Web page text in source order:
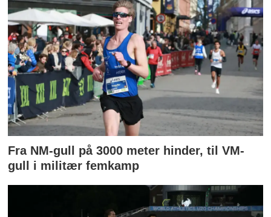
Fra NM-gull på 3000 meter hinder, til VM-
gull i militær femkamp